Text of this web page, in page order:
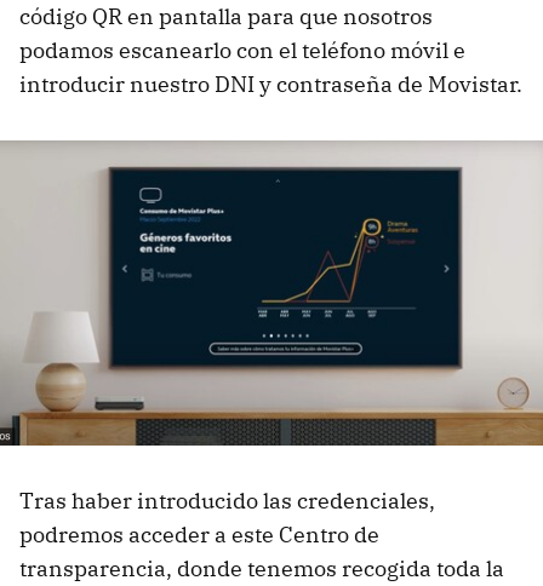
código QR en pantalla para que nosotros
podamos escanearlo con el teléfono móvil e
introducir nuestro DNI y contraseña de Movistar.
Tras haber introducido las credenciales,
podremos acceder a este Centro de
transparencia, donde tenemos recogida toda la